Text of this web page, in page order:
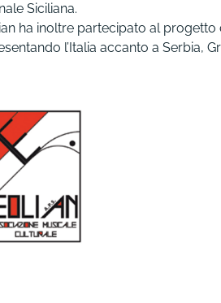
Siciliana.
ha inoltre partecipato al progetto
l’Italia accanto a Serbia,